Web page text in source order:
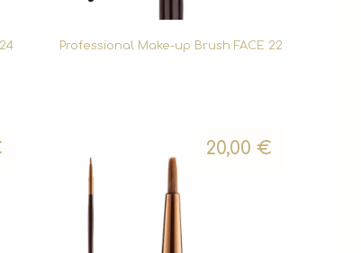
Professional Make-up Brush FACE 22
20,00€